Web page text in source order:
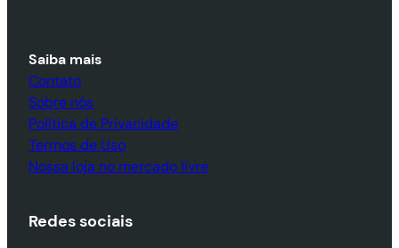
Saiba mais
Contato
Sobre nós
Política de Privacidade
Termos de Uso
Nossa loja no mercado livre
Redes sociais